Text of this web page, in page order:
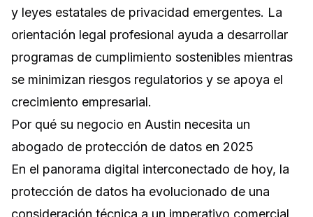
y leyes estatales de privacidad emergentes. La
orientación legal profesional ayuda a desarrollar
programas de cumplimiento sostenibles mientras
se minimizan riesgos regulatorios y se apoya el
crecimiento empresarial.
Por qué su negocio en Austin necesita un
abogado de protección de datos en 2025
En el panorama digital interconectado de hoy, la
protección de datos ha evolucionado de una
consideración técnica a un imperativo comercial